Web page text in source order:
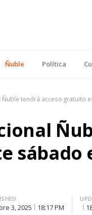
Ñuble Política
Ñuble tendrá acceso gratuito
sábado
3, 2025 18:17 PM